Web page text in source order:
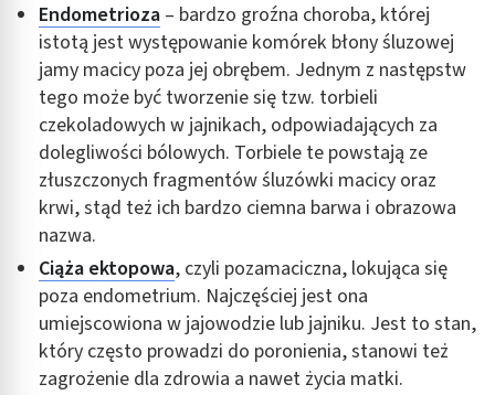
Endometrioza – bardzo groźna choroba, której
istotą jest występowanie komórek błony śluzowej
jamy macicy poza jej obrębem. Jednym z następstw
tego może być tworzenie się tzw. torbieli
czekoladowych w jajnikach, odpowiadających za
dolegliwości bólowych. Torbiele te powstają ze
złuszczonych fragmentów śluzówki macicy oraz
krwi, stąd też ich bardzo ciemna barwa i obrazowa
nazwa.
Ciąża ektopowa, czyli pozamaciczna, lokująca się
poza endometrium. Najczęściej jest ona
umiejscowiona w jajowodzie lub jajniku. Jest to stan,
który często prowadzi do poronienia, stanowi też
zagrożenie dla zdrowia a nawet życia matki.